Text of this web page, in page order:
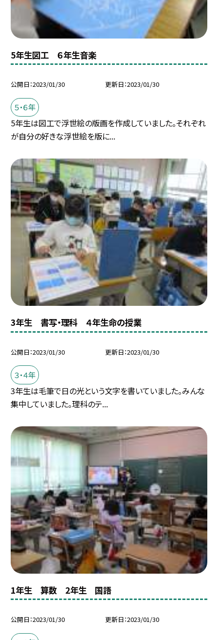
5年生図工 ６年生音楽
公開日 2023/01/30 更新日 2023/01/30
５・６年
5年生は図工で浮世絵の版画を作成していました。それぞれ
が自分の好きな浮世絵を版に...
3年生 書写・理科 ４年生命の授業
公開日 2023/01/30 更新日 2023/01/30
３・４年
3年生は毛筆で日の光という文字を書いていました。みんな
集中していました。理科のテ...
1年生 算数 2年生 国語
公開日 2023/01/30 更新日 2023/01/30